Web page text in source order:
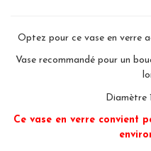
Optez pour ce vase en verre
Vase recommandé pour un
Diamètre
Ce vase en verre convient